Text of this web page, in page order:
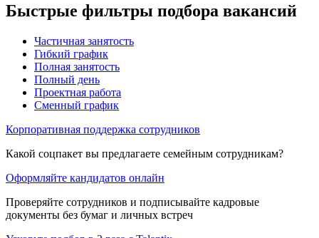
Быстрые фильтры подбора вакансий
Частичная занятость
Гибкий график
Полная занятость
Полный день
Проектная работа
Сменный график
Корпоративная поддержка сотрудников
Какой соцпакет вы предлагаете семейным сотрудникам?
Оформляйте кандидатов онлайн
Проверяйте сотрудников и подписывайте кадровые
документы без бумаг и личных встреч